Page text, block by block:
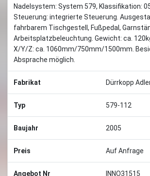
Nadelsystem: System 579, Klassifikation:
Steuerung: integrierte Steuerung.
fahrbarem Tischgestell, Fußpedal,
Arbeitsplatzbeleuchtung. Gewicht: ca.
X/Y/Z: ca. 1060mm/750mm/1500mm.
Absprache möglich.
Fabrikat Dürrkopp
Typ 579-112
Baujahr 2005
Preis Auf Anfrage
Angebot Nr INNO31515